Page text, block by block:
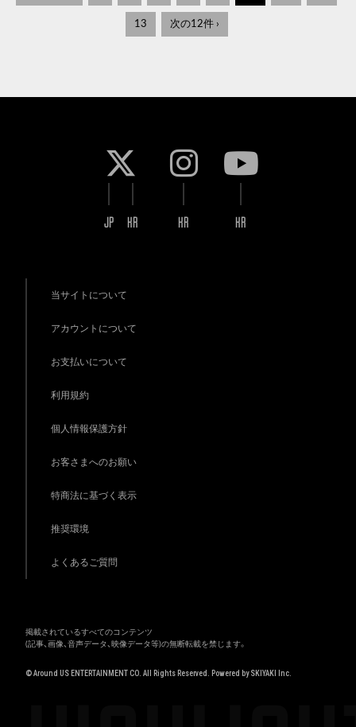
13 次の12件 ›
JP KR KR KR
当サイトについて
アカウントについて
お支払いについて
利用規約
個人情報保護方針
お客さまへのお願い
特商法に基づく表示
推奨環境
よくあるご質問
掲載されているすべてのコンテンツ
(記事、画像、音声データ、映像データ等)の無断転載を禁じます。
© Around US ENTERTAINMENT CO. All Rights Reserved. Powered bySKIYAKI Inc.